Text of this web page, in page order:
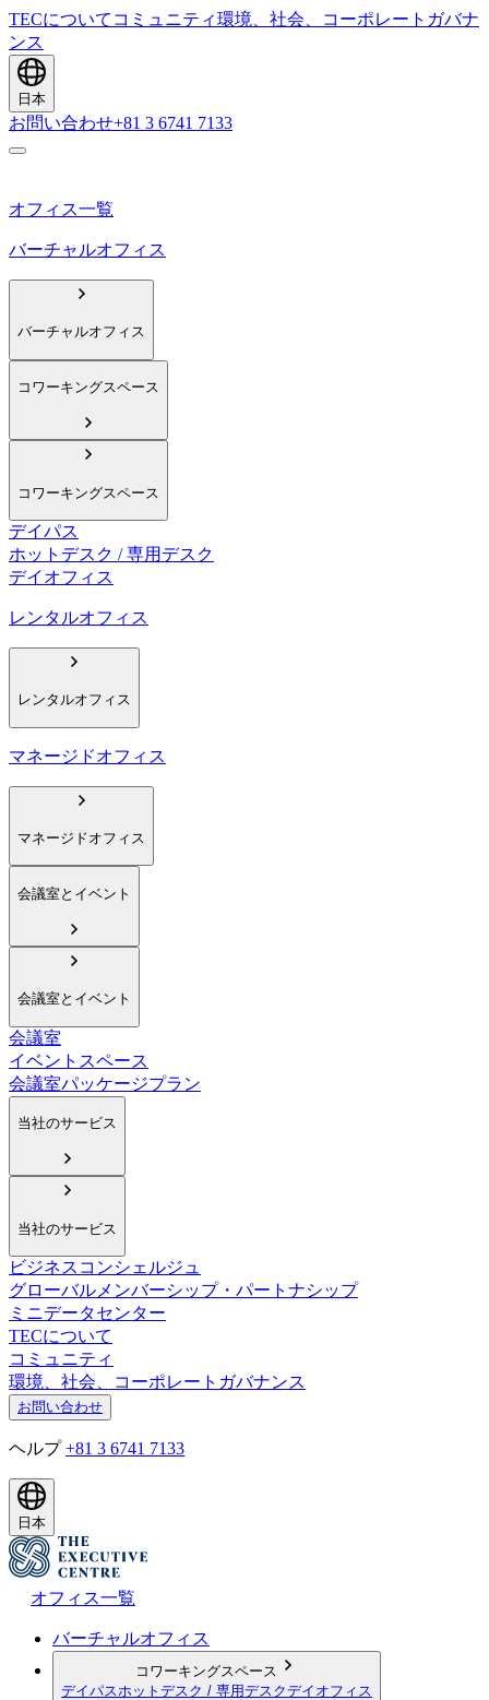
TECについて コミュニティ環境、社会、コーポレートガバナ
ンス
日本
お問い合わせ+81 3 6741 7133
オフィス一覧
バーチャルオフィス
バーチャルオフィス
コワーキングスペース
コワーキングスペース
デイパス
ホットデスク / 専用デスク
デイオフィス
レンタルオフィス
レンタルオフィス
マネージドオフィス
マネージドオフィス
会議室とイベント
会議室とイベント
会議室
イベントスペース
会議室パッケージプラン
当社のサービス
当社のサービス
ビジネスコンシェルジュ
グローバルメンバーシップ・パートナシップ
ミニデータセンター
TECについて
コミュニティ
環境、社会、コーポレートガバナンス
お問い合わせ
ヘルプ +81 3 6741 7133
日本
オフィス一覧
バーチャルオフィス
コワーキングスペース
デイパス ホットデスク / 専用デスクデイオフィス